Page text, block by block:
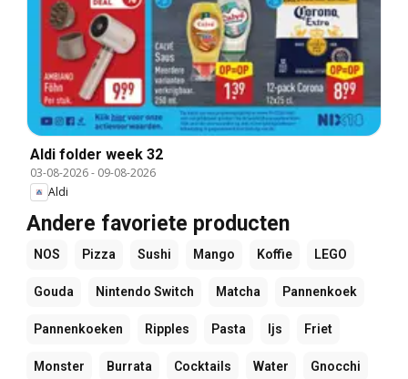
Aldi folder week 32
03-08-2026- 09-08-2026
Aldi
Andere favoriete producten
NOS Pizza Sushi Mango Koffie LEGO
Gouda Nintendo Switch Matcha Pannenkoek
Pannenkoeken Ripples Pasta Ijs Friet
Monster Burrata Cocktails Water Gnocchi